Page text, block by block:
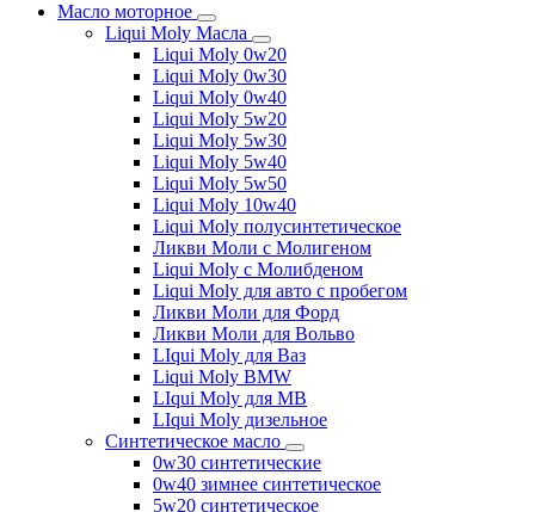
Масло моторное
Liqui Moly Масла
Liqui Moly 0w20
Liqui Moly 0w30
Liqui Moly 0w40
Liqui Moly 5w20
Liqui Moly 5w30
Liqui Moly 5w40
Liqui Moly 5w50
Liqui Moly 10w40
Liqui Moly полусинтетическое
Ликви Моли с Молигеном
Liqui Moly с Молибденом
Liqui Moly для авто с пробегом
Ликви Моли для Форд
Ликви Моли для Вольво
LIqui Moly для Ваз
Liqui Moly BMW
LIqui Moly для MB
LIqui Moly дизельное
Синтетическое масло
0w30 синтетические
0w40 зимнее синтетическое
5w20 синтетическое